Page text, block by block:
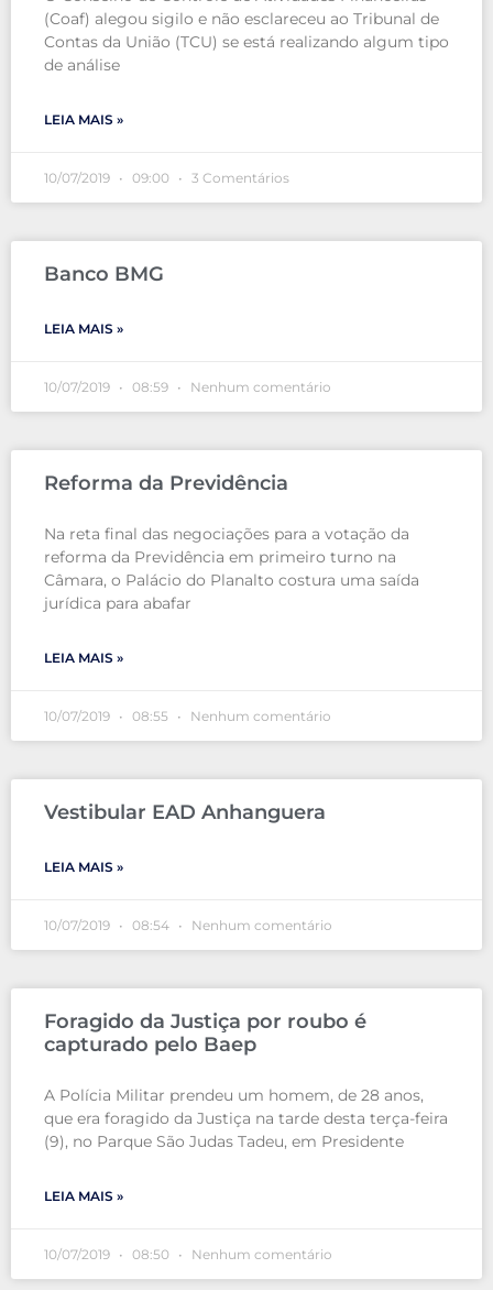
(Coaf) alegou sigilo e não esclareceu ao Tribunal de
Contas da União (TCU) se está realizando algum tipo
de análise
LEIA MAIS »
10/07/2019 09:00 3 Comentários
Banco BMG
LEIA MAIS »
10/07/2019 08:59 Nenhum comentário
Reforma da Previdência
Na reta final das negociações para a votação da
reforma da Previdência em primeiro turno na
Câmara, o Palácio do Planalto costura uma saída
jurídica para abafar
LEIA MAIS »
10/07/2019 08:55 Nenhum comentário
Vestibular EAD Anhanguera
LEIA MAIS »
10/07/2019 08:54 Nenhum comentário
Foragido da Justiça por roubo é
capturado pelo Baep
A Polícia Militar prendeu um homem, de 28 anos,
que era foragido da Justiça na tarde desta terça-feira
(9), no Parque São Judas Tadeu, em Presidente
LEIA MAIS »
10/07/2019 08:50 Nenhum comentário